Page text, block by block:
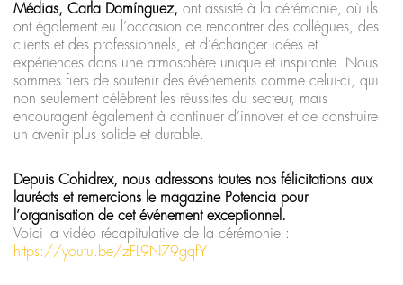
Médias, Carla Domínguez, ont assisté à la cérémonie, où ils
ont également eu l’occasion de rencontrer des collègues, des
clients et des professionnels, et d’échanger idées et
expériences dans une atmosphère unique et inspirante. Nous
sommes fiers de soutenir des événements comme celui-ci, qui
non seulement célèbrent les réussites du secteur, mais
encouragent également à continuer d’innover et de construire
un avenir plus solide et durable.
Depuis Cohidrex, nous adressons toutes nos félicitations aux
lauréats et remercions le magazine Potencia pour
l’organisation de cet événement exceptionnel.
Voici la vidéo récapitulative de la cérémonie :
https://youtu.be/zFL9N79gqfY